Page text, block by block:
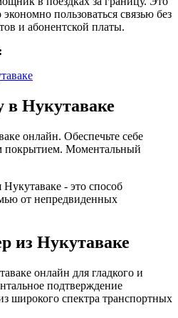
пользоваться связью без
и абонентской платы.
в Нукутаваке
онлайн. Обеспечьте себе
покрытием. Моментальный
- это способ
от непредвиденных
из Нукутаваке
онлайн для гладкого и
подтверждение
широкого спектра транспортных